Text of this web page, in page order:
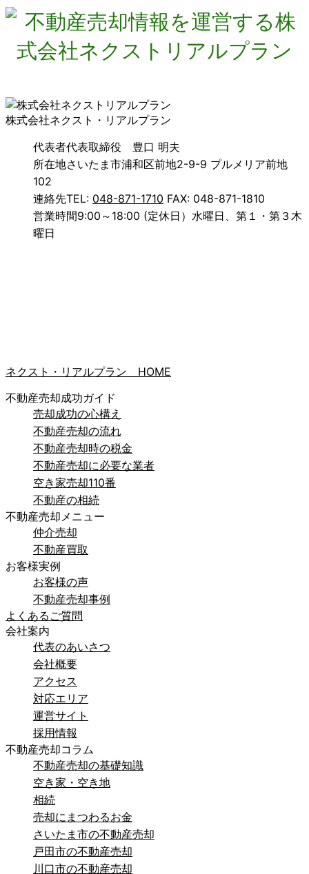
株式会社ネクスト・リアルプラン
代表者代表取締役 豊口 明夫
所在地さいたま市浦和区前地2-9-9 プルメリア前地
102
連絡先TEL: 048-871-1710 FAX: 048-871-1810
営業時間9:00～18:00 (定休日）水曜日、第１・第３木
曜日
ネクスト・リアルプラン HOME
不動産売却成功ガイド
売却成功の心構え
不動産売却の流れ
不動産売却時の税金
不動産売却に必要な業者
空き家売却110番
不動産の相続
不動産売却メニュー
仲介売却
不動産買取
お客様実例
お客様の声
不動産売却事例
よくあるご質問
会社案内
代表のあいさつ
会社概要
アクセス
対応エリア
運営サイト
採用情報
不動産売却コラム
不動産売却の基礎知識
空き家・空き地
相続
売却にまつわるお金
さいたま市の不動産売却
戸田市の不動産売却
川口市の不動産売却